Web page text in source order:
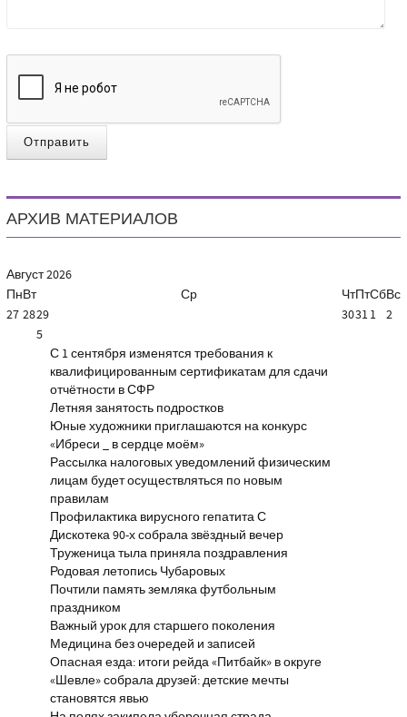
Отправить
АРХИВ МАТЕРИАЛОВ
Август2026
ПнВт Ср ЧтПтСбВс
27 2829 30311 2
5
С 1 сентября изменятся требования к
квалифицированным сертификатам для сдачи
отчётности в СФР
Летняя занятость подростков
Юные художники приглашаются на конкурс
«Ибреси _ в сердце моём»
Рассылка налоговых уведомлений физическим
лицам будет осуществляться по новым
правилам
Профилактика вирусного гепатита С
Дискотека 90-х собрала звёздный вечер
Труженица тыла приняла поздравления
Родовая летопись Чубаровых
Почтили память земляка футбольным
праздником
Важный урок для старшего поколения
Медицина без очередей и записей
Опасная езда: итоги рейда «Питбайк» в округе
«Шевле» собрала друзей: детские мечты
становятся явью